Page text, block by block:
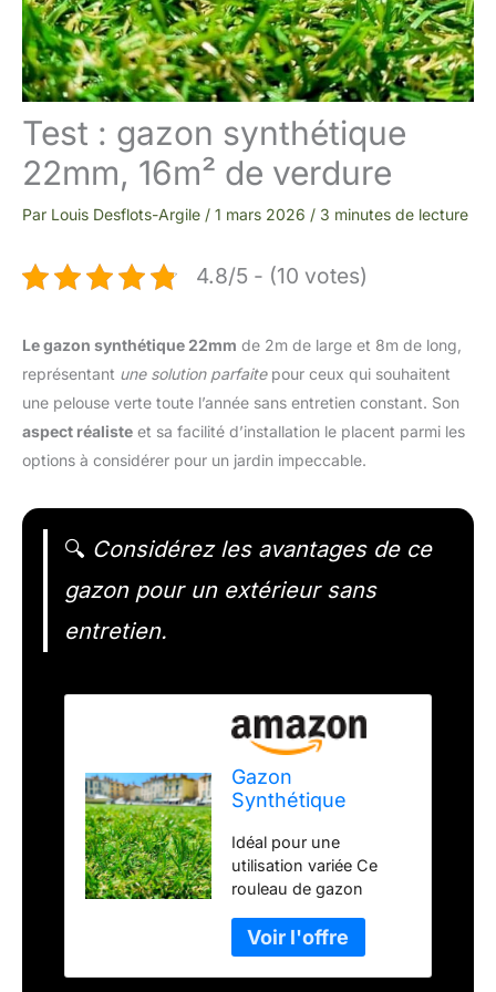
Test : gazon synthétique
22mm, 16m² de verdure
Par Louis Desflots-Argile / 1 mars 2026 / 3 minutes de lecture
4.8/5 - (10 votes)
Le gazon synthétique 22mm de 2m de large et 8m de long,
représentant une solution parfaitepour ceux qui souhaitent
une pelouse verte toute l’année sans entretien constant. Son
aspect réaliste et sa facilité d’installation le placent parmi les
options à considérer pour un jardin impeccable.
🔍 Considérez les avantages de ce
gazon pour un extérieur sans
entretien.
Gazon
Synthétique
large x 8m de long
soit 16M²
Idéal pour une
utilisation variée Ce
rouleau de gazon
parfaitement pour
aménager vos
terrasses, balcons,